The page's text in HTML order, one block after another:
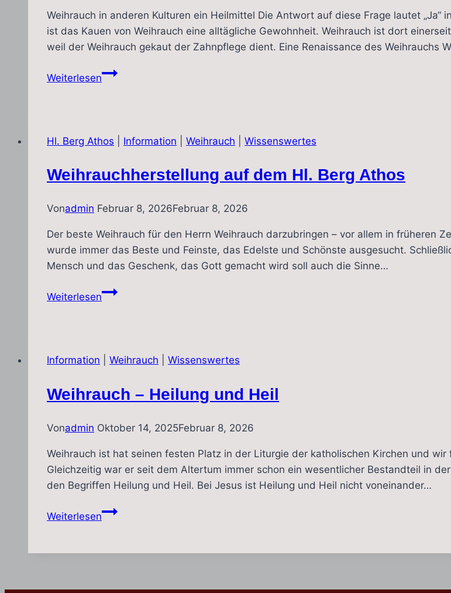
Weihrauch in anderen Kulturen ein Heilmittel Die Antwort auf diese Frage lautet „Ja“
ist das Kauen von Weihrauch eine alltägliche Gewohnheit. Weihrauch ist dort
weil der Weihrauch gekaut der Zahnpflege dient. Eine Renaissance des Weihrauchs
WeiterlesenKann
bzw.
kauen?
Hl. Berg Athos Information Weihrauch Wissenswertes
Weihrauchherstellung auf dem Hl. Berg Athos
Vonadmin Februar 8, 2026Februar 8, 2026
Der beste Weihrauch für den Herrn Weihrauch darzubringen – vor allem in früheren
wurde immer das Beste und Feinste, das Edelste und Schönste ausgesucht.
Mensch und das Geschenk, das Gott gemacht wird soll auch die Sinne…
WeiterlesenWeihrauchherstellung
Berg
Information Weihrauch Wissenswertes
Weihrauch – Heilung und Heil
Vonadmin Oktober 14, 2025Februar 8, 2026
Weihrauch ist hat seinen festen Platz in der Liturgie der katholischen Kirchen und
Gleichzeitig war er seit dem Altertum immer schon ein wesentlicher Bestandteil in
den Begriffen Heilung und Heil. Bei Jesus ist Heilung und Heil nicht voneinander…
WeiterlesenWeihrauch